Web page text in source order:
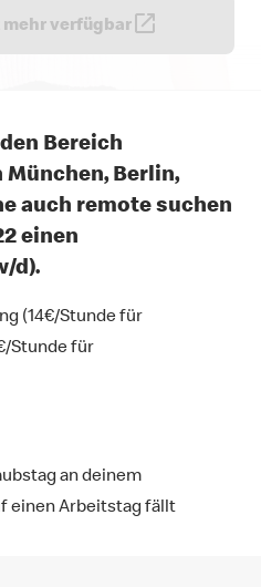
verfügbar
Bereich
Berlin,
auch remote suchen
einen
d).
(14€/Stunde für
Stunde für
an deinem
einen Arbeitstag fällt